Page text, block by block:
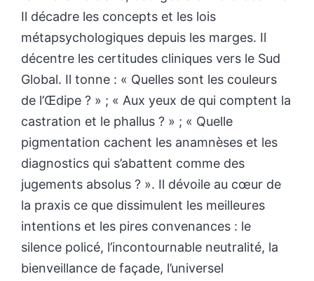
Il décadre les concepts et les lois
métapsychologiques depuis les marges. Il
décentre les certitudes cliniques vers le Sud
Global. Il tonne : « Quelles sont les couleurs
de l’Œdipe ? » ; « Aux yeux de qui comptent la
castration et le phallus ? » ; « Quelle
pigmentation cachent les anamnèses et les
diagnostics qui s’abattent comme des
jugements absolus ? ». Il dévoile au cœur de
la praxis ce que dissimulent les meilleures
intentions et les pires convenances : le
silence policé, l’incontournable neutralité, la
bienveillance de façade, l’universel